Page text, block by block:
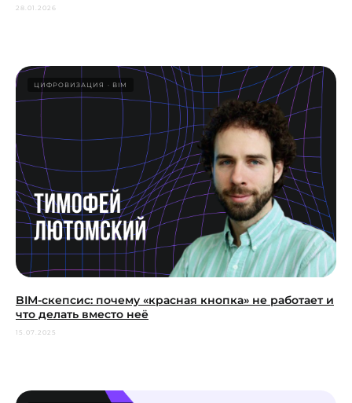
28.01.2026
ЦИФРОВИЗАЦИЯ BIM
BIM-скепсис: почему «красная кнопка» не работает и
что делать вместо неё
15.07.2025